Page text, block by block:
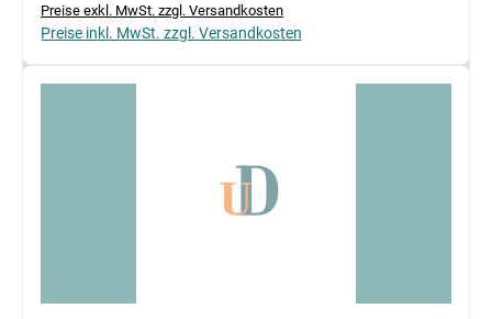
Preise exkl. MwSt. zzgl. Versandkosten
Preise inkl. MwSt. zzgl. Versandkosten